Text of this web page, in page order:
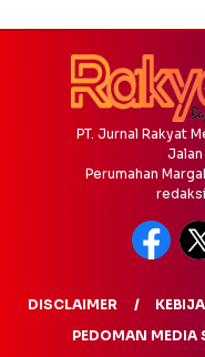
PT. Jurnal Rakyat
Perumahan
DISCLAIMER
PEDOMAN MEDIA